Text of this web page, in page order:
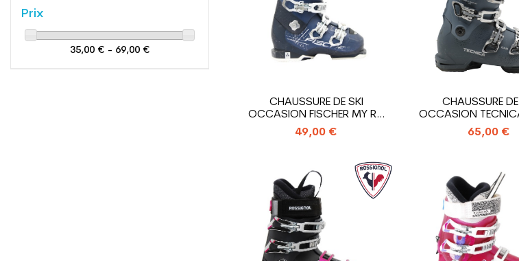
Prix
35,00 € - 69,00 €
CHAUSSURE DE SKI
OCCASION FISCHER MY RC
PRO 80 XTR
49,00 €
CHAUSSURE DE
OCCASION
SPORT RT MV
65,00 €